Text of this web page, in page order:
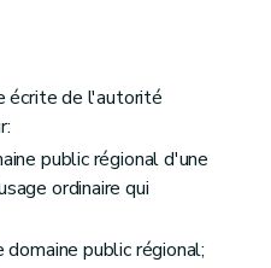
écrite de l'autorité
public régional d'une
ordinaire qui
public régional;